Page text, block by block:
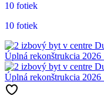
10 fotiek
10 fotiek